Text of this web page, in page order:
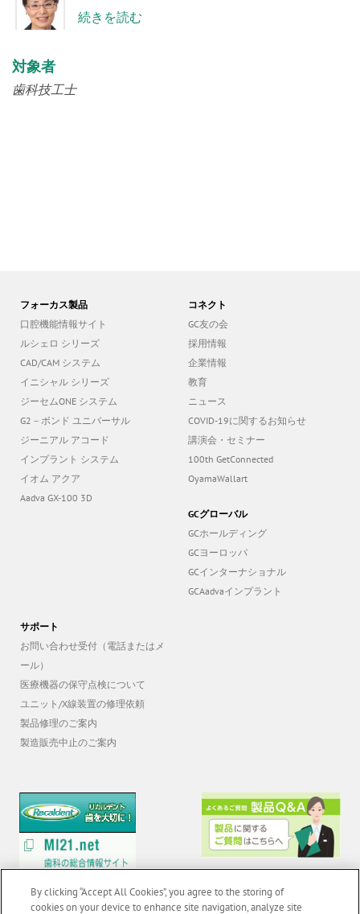
続きを読む
対象者
歯科技工士
フォーカス製品
口腔機能情報サイト
ルシェロ シリーズ
CAD/CAM システム
イニシャル シリーズ
ジーセムONE システム
G2－ボンド ユニバーサル
ジーニアル アコード
インプラント システム
イオム アクア
Aadva GX-100 3D
コネクト
GC友の会
採用情報
企業情報
教育
ニュース
COVID-19に関するお知らせ
講演会・セミナー
100th GetConnected
OyamaWallart
GCグローバル
GCホールディング
GCヨーロッパ
GCインターナショナル
GCAadvaインプラント
サポート
お問い合わせ受付（電話またはメ
ール）
医療機器の保守点検について
ユニット/X線装置の修理依頼
製品修理のご案内
製造販売中止のご案内
By clicking “Accept All Cookies”, you agree to the storing of
cookies on your device to enhance site navigation, analyze site